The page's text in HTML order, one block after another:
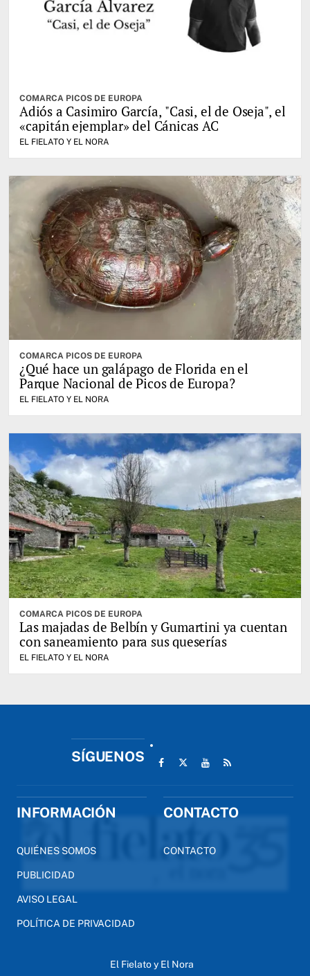
COMARCA PICOS DE EUROPA
Adiós a Casimiro García, "Casi, el de Oseja", el
«capitán ejemplar» del Cánicas AC
EL FIELATO Y EL NORA
COMARCA PICOS DE EUROPA
¿Qué hace un galápago de Florida en el
Parque Nacional de Picos de Europa?
EL FIELATO Y EL NORA
COMARCA PICOS DE EUROPA
Las majadas de Belbín y Gumartini ya cuentan
con saneamiento para sus queserías
EL FIELATO Y EL NORA
SÍGUENOS
INFORMACIÓN
QUIÉNES SOMOS
PUBLICIDAD
AVISO LEGAL
POLÍTICA DE PRIVACIDAD
CONTACTO
CONTACTO
El Fielato y El Nora